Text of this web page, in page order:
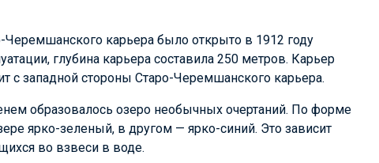
карьера было открыто в 1912 году
глубина карьера составила 250 метров. Карьер
с западной стороны Старо-Черемшанского карьера.
образовалось озеро необычных очертаний. По форме
ярко-зеленый, в другом — ярко-синий. Это зависит
во взвеси в воде.